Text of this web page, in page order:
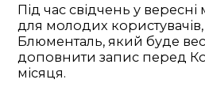
Під час свідчень у
для молодих
Блюменталь, який буде
доповнити запис перед
місяця.